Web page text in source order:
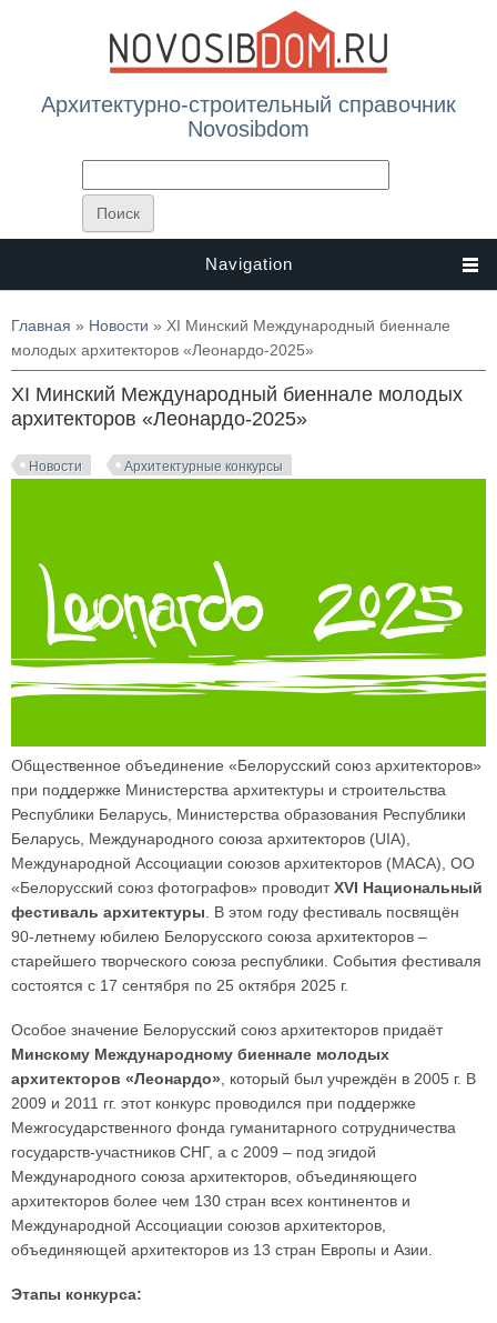
Архитектурно-строительный справочник
Novosibdom
Navigation
Вы здесь
Главная » Новости » XI Минский Международный биеннале
молодых архитекторов «Леонардо-2025»
XI Минский Международный биеннале молодых
архитекторов «Леонардо-2025»
Новости Архитектурные конкурсы
Общественное объединение «Белорусский союз архитекторов»
при поддержке Министерства архитектуры и строительства
Республики Беларусь, Министерства образования Республики
Беларусь, Международного союза архитекторов (UIA),
Международной Ассоциации союзов архитекторов (МАСА), ОО
«Белорусский союз фотографов» проводитXVI Национальный
фестиваль архитектуры . В этом году фестиваль посвящён
90-летнему юбилею Белорусского союза архитекторов –
старейшего творческого союза республики. События фестиваля
состоятся с 17 сентября по 25 октября 2025 г.
Особое значение Белорусский союз архитекторов придаёт
Минскому Международному биеннале молодых
архитекторов «Леонардо» , который был учреждён в 2005 г. В
2009 и 2011 гг. этот конкурс проводился при поддержке
Межгосударственного фонда гуманитарного сотрудничества
государств-участников СНГ, а с 2009 – под эгидой
Международного союза архитекторов, объединяющего
архитекторов более чем 130 стран всех континентов и
Международной Ассоциации союзов архитекторов,
объединяющей архитекторов из 13 стран Европы и Азии.
Этапы конкурса: